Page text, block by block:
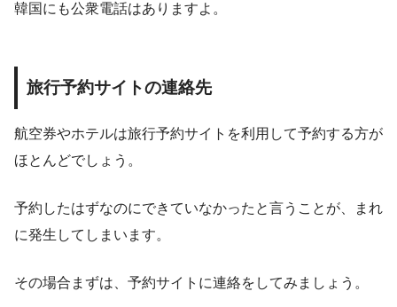
韓国にも公衆電話はありますよ。
旅行予約サイトの連絡先
航空券やホテルは旅行予約サイトを利用して予約する方が
ほとんどでしょう。
予約したはずなのにできていなかったと言うことが、まれ
に発生してしまいます。
その場合まずは、予約サイトに連絡をしてみましょう。